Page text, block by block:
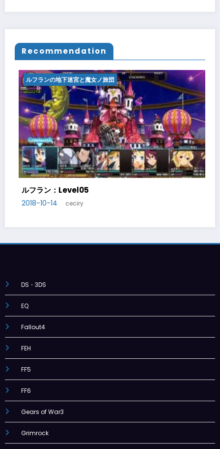
Recommendation
ルフランの地下迷宮と魔女ノ旅団
ルフラン：Level06
2018-10-20 ceciry
DS・3DS
EQ
Fallout4
FEH
FF5
FF6
Gears of War3
Grimrock